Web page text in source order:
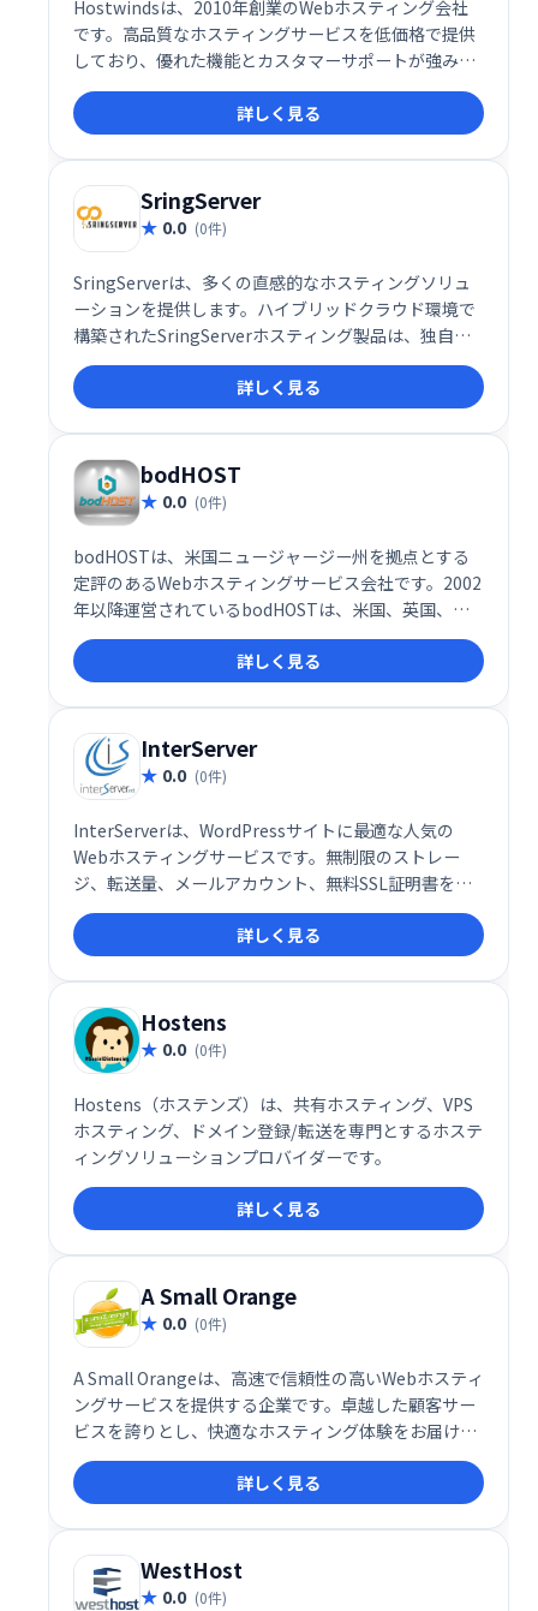
Hostwindsは、2010年創業のWebホスティング会社
です。高品質なホスティングサービスを低価格で提供
しており、優れた機能とカスタマーサポートが強みで
す。シアトルを拠点に、顧客中心のサービスで、予算
を気にせず安心して利用できるホスティング環境を提
供しています。
詳しく見る
SringServer
0.0 (0件)
SringServerは、多くの直感的なホスティングソリュ
ーションを提供します。ハイブリッドクラウド環境で
構築されたSringServerホスティング製品は、独自の
サーブとGoogleのクラウドサーバーの両方を利用し
ます。
詳しく見る
bodHOST
0.0 (0件)
bodHOSTは、米国ニュージャージー州を拠点とする
定評のあるWebホスティングサービス会社です。2002
年以降運営されているbodHOSTは、米国、英国、イ
ンドを含む世界中に広がる大規模な顧客に対応してい
ます。
詳しく見る
InterServer
0.0 (0件)
InterServerは、WordPressサイトに最適な人気の
Webホスティングサービスです。無制限のストレー
ジ、転送量、メールアカウント、無料SSL証明書を提
供し、最大20個のウェブサイトを運用できます。100
種類以上のスクリプトをワンクリックでインストール
可能で、手頃な価格で高機能なサービスを利用できま
す。 WordPress、Prestashopなど、様々なCMSに対
応しており、初心者にもおすすめです。
詳しく見る
Hostens
0.0 (0件)
Hostens（ホステンズ）は、共有ホスティング、VPS
ホスティング、ドメイン登録/転送を専門とするホステ
ィングソリューションプロバイダーです。
詳しく見る
A Small Orange
0.0 (0件)
A Small Orangeは、高速で信頼性の高いWebホスティ
ングサービスを提供する企業です。卓越した顧客サー
ビスを誇りとし、快適なホスティング体験をお届けし
ます。 お客様のニーズに合わせた柔軟なプランをご用
意しており、安心してウェブサイトを運営いただけま
す。
詳しく見る
WestHost
0.0 (0件)